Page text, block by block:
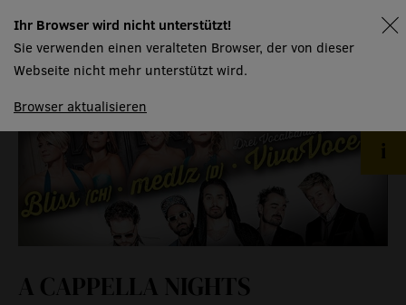
spielplan
A CAPPELLA NIGHTS
Ihr Browser wird nicht unterstützt!
Sie verwenden einen veralteten Browser, der von dieser
Webseite nicht mehr unterstützt wird.
Browser aktualisieren